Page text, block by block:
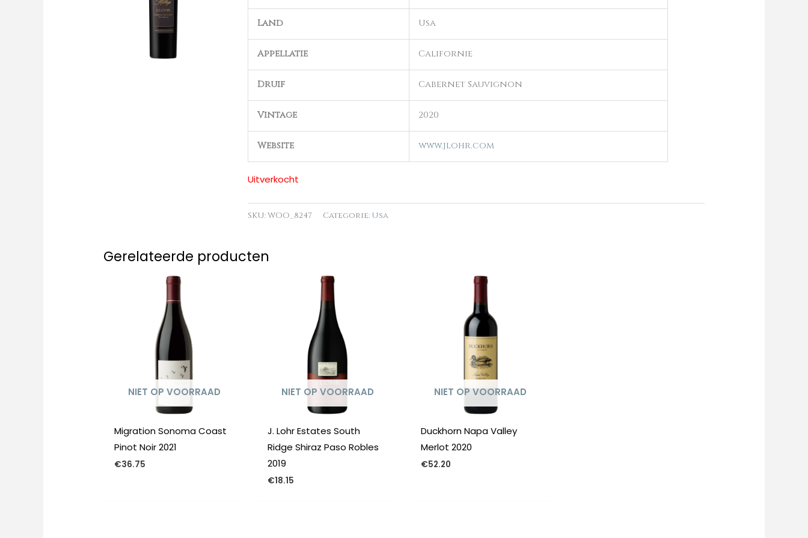
Land Usa
Appellatie Californie
Druif Cabernet Sauvignon
Vintage 2020
Website www.jlohr.com
Uitverkocht
SKU:WOO_8247 Categorie: Usa
Gerelateerde producten
NIET OP VOORRAAD
Migration Sonoma Coast
Pinot Noir 2021
€36.75
NIET OP VOORRAAD
J. Lohr Estates South
Ridge Shiraz Paso Robles
2019
€18.15
NIET OP VOORRAAD
Duckhorn Napa Valley
Merlot 2020
€52.20